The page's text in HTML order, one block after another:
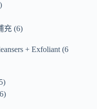
充 6
+ Exfoliant 6
5
6